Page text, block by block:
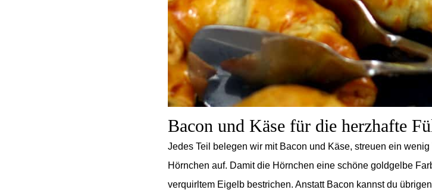
Bacon und Käse für die herzhafte
Jedes Teil belegen wir mit Bacon und Käse, streuen ein
Hörnchen auf. Damit die Hörnchen eine schöne goldgelbe
verquirltem Eigelb bestrichen. Anstatt Bacon kannst du